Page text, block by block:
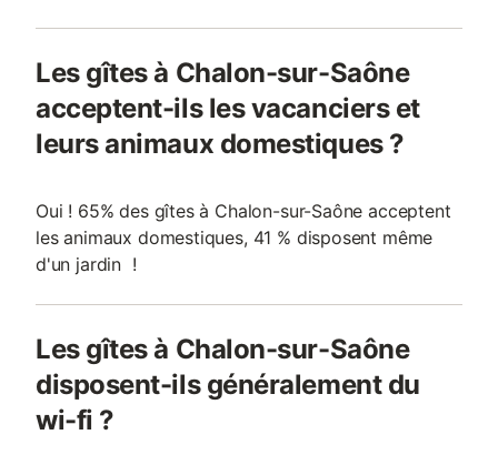
Les gîtes à Chalon-sur-Saône
acceptent-ils les vacanciers et
leurs animaux domestiques ?
Oui ! 65% des gîtes à Chalon-sur-Saône acceptent
les animaux domestiques, 41 % disposent même
d'un jardin !
Les gîtes à Chalon-sur-Saône
disposent-ils généralement du
wi-fi ?